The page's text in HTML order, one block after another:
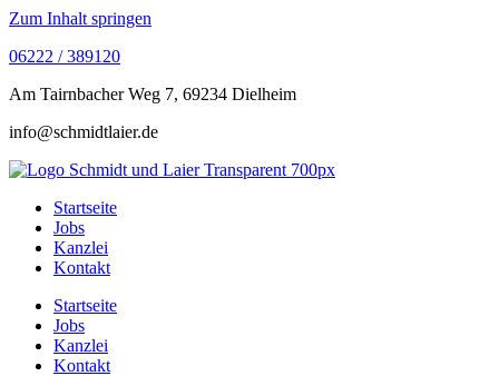
Zum Inhalt springen
06222 / 389120
Am Tairnbacher Weg 7, 69234 Dielheim
info@schmidtlaier.de
Startseite
Jobs
Kanzlei
Kontakt
Startseite
Jobs
Kanzlei
Kontakt